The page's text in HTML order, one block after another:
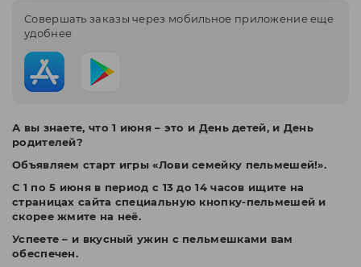
Cовершать заказы через мобильное приложение еще
удобнее
А вы знаете, что 1 июня – это и День детей, и День
родителей?
Объявляем старт игры «Лови семейку пельмешей!».
С 1 по 5 июня в период с 13 до 14 часов ищите на
страницах сайта специальную кнопку-пельмешей и
скорее жмите на неё.
Успеете – и вкусный ужин с пельмешками вам
обеспечен.